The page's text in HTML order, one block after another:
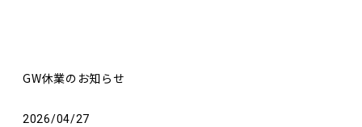
GW休業のお知らせ
2026/04/27